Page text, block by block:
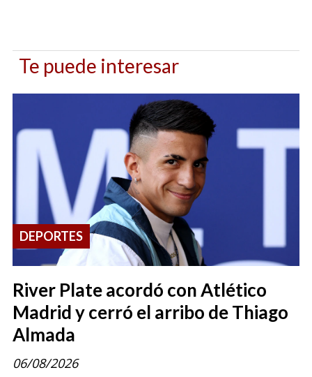
Te puede interesar
River Plate acordó con Atlético
Madrid y cerró el arribo de Thiago
Almada
DEPORTES
06/08/2026